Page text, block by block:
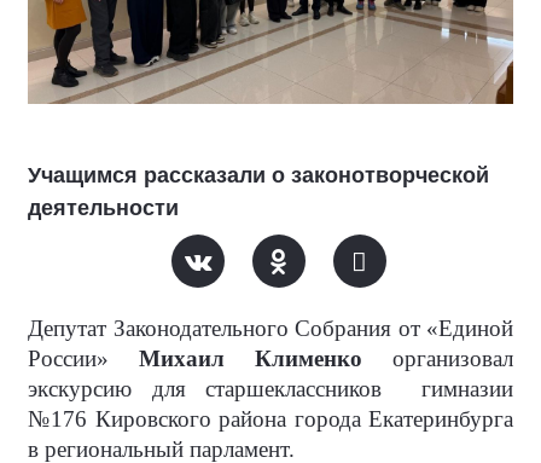
Учащимся рассказали о законотворческой
деятельности
Депутат Законодательного Собрания от «Единой
России» Михаил Клименко организовал
экскурсию для старшеклассников
гимназии
№176 Кировского района города Екатеринбурга
в региональный парламент.